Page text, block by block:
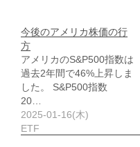
今後のアメリカ株価の行
方
アメリカのS&P500指数は
過去2年間で46%上昇しま
した。 S&P500指数
20…
2025-01-16(木)
ETF